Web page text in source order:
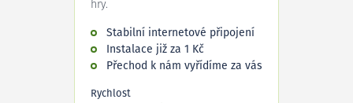
hry.
Stabilní internetové připojení
Instalace již za 1 Kč
Přechod k nám vyřídíme za vás
Rychlost